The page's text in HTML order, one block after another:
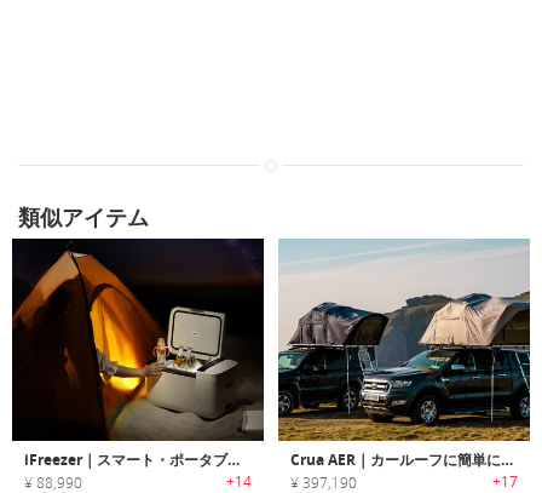
類似アイテム
iFreezer｜スマート・ポータブル車載冷凍/冷蔵庫「アイフリーザー」
¥ 88,990 +14
Crua AER｜カールーフに簡単に設置可能な折りたたみルーフトップテント「クルアエアー」
¥ 397,190 +17